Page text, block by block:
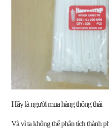
Hãy là người mua hàng thông thái
Và vì ta không thể phân tích thành